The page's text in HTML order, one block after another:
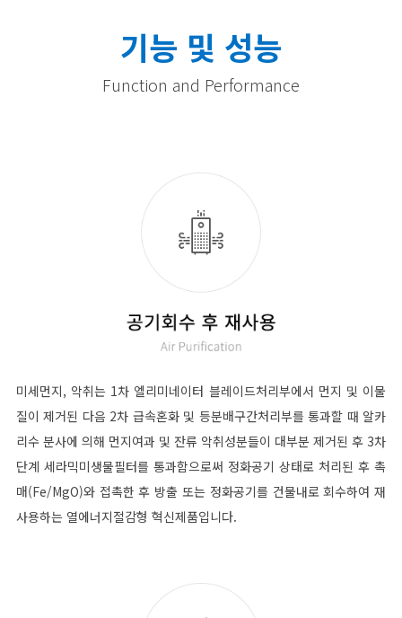
기능 및 성능
Function and Performance
미세먼지, 악취는 1차 엘리미네이터 블레이드처리부에서 먼지 및 이물
질이 제거된 다음 2차 급속혼화 및 등분배구간처리부를 통과할 때 알카
리수 분사에 의해 먼지여과 및 잔류 악취성분들이 대부분 제거된 후 3차
단계 세라믹미생물필터를 통과함으로써 정화공기 상태로 처리된 후 촉
매(Fe/MgO)와 접촉한 후 방출 또는 정화공기를 건물내로 회수하여 재
사용하는 열에너지절감형 혁신제품입니다.